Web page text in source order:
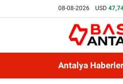
08-08-2026 USD
Antalya